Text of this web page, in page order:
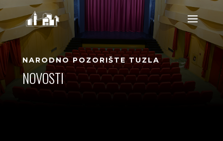
NARODNO POZORIŠTE TUZLA
NOVOSTI